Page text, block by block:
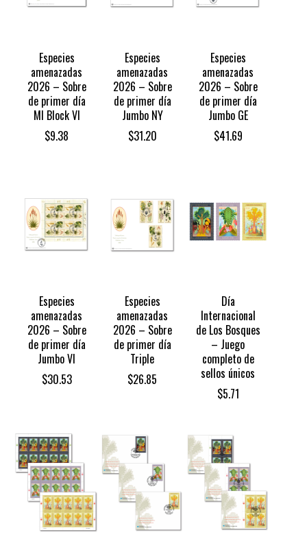
Especies
amenazadas
2026 – Sobre
de primer día
MI Block VI
$9.38
Especies
amenazadas
2026 – Sobre
de primer día
Jumbo NY
$31.20
Especies
amenazadas
2026 – Sobre
de primer día
Jumbo GE
$41.69
Especies
amenazadas
2026 – Sobre
de primer día
Jumbo VI
$30.53
Especies
amenazadas
2026 – Sobre
de primer día
Triple
$26.85
Día
Internacional
de Los Bosques
– Juego
completo de
sellos únicos
$5.71